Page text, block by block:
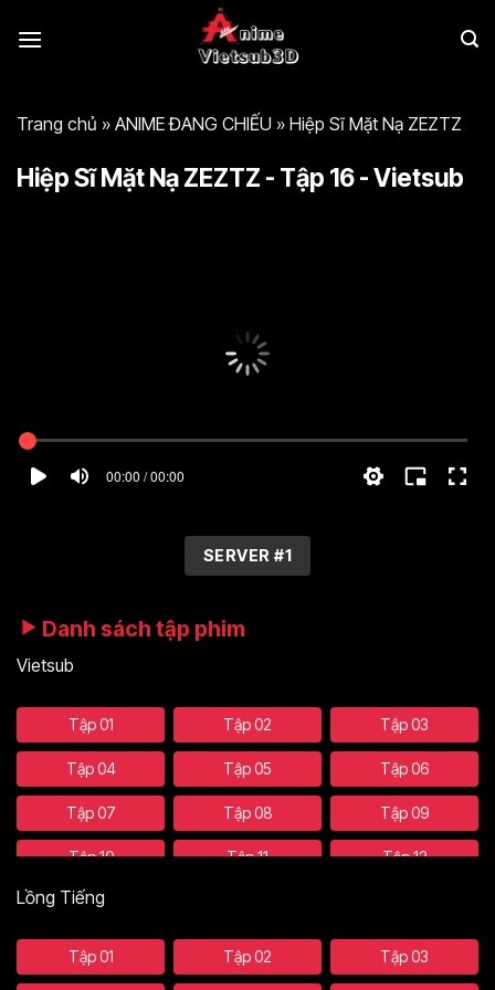
qua
Trang chủ » ANIME ĐANG CHIẾU » Hiệp Sĩ Mặt Nạ ZEZTZ
Hiệp Sĩ Mặt Nạ ZEZTZ - Tập 16 - Vietsub
00:00 / 00:00
SERVER #1
Danh sách tập phim
Vietsub
Tập 01 Tập 02 Tập 03
Tập 04 Tập 05 Tập 06
Tập 07 Tập 08 Tập 09
Tập 10 Tập 11 Tập 12
Tập 13
Tập 16 Tập 17 Tập 18
Lồng Tiếng
Tập 01 Tập 02 Tập 03